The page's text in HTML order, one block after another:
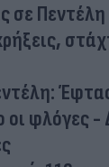
Πεντέλη
φλόγες -